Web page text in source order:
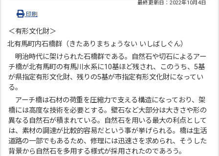
最終更新日：2022年10月4日
印刷
＜有形文化財＞
北有馬町内石橋群（きたありまちょうない いしばしぐん）
明治時代に架けられた石橋群である。自然石や切石によるアー
チ橋が北有馬町の有馬川水系に10基ほど残され、このうち、5基
が県指定有形文化財、残りの5基が市指定有形文化財になってい
る。
アーチ橋は石材の荷重を圧縮力で支える構造になっており、架
橋には高度な技術を必要とする。壁石など大部分は大きさや形の
異なる自然石が積まれている。自然石を用いる最大の利点として
は、素材の調達が比較的容易だという事が挙げられる。橋は生活
道路の一部でもあるため、修理には迅速さを求められ、そうした
背景から自然石を多用する様式が採用されたのであろう。